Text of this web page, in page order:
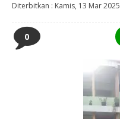
Diterbitkan : Kamis, 13 Mar 2025
0